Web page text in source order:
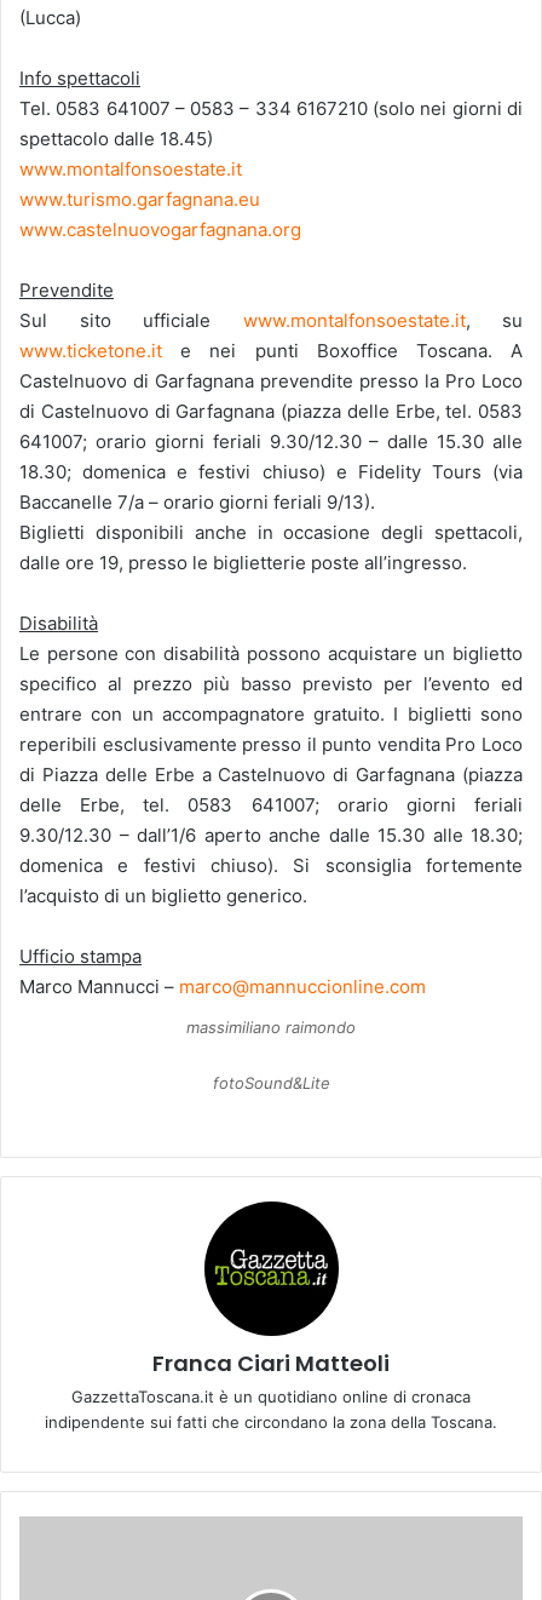
(Lucca)
Info spettacoli
Tel. 0583 641007 – 0583 – 334 6167210 (solo nei giorni di
spettacolo dalle 18.45)
www.montalfonsoestate.it
www.turismo.garfagnana.eu
www.castelnuovogarfagnana.org
Prevendite
Sul sito ufficiale www.montalfonsoestate.it, su
www.ticketone.it e nei punti Boxoffice Toscana. A
Castelnuovo di Garfagnana prevendite presso la Pro Loco
di Castelnuovo di Garfagnana (piazza delle Erbe, tel. 0583
641007; orario giorni feriali 9.30/12.30 – dalle 15.30 alle
18.30; domenica e festivi chiuso) e Fidelity Tours (via
Baccanelle 7/a – orario giorni feriali 9/13).
Biglietti disponibili anche in occasione degli spettacoli,
dalle ore 19, presso le biglietterie poste all’ingresso.
Disabilità
Le persone con disabilità possono acquistare un biglietto
specifico al prezzo più basso previsto per l’evento ed
entrare con un accompagnatore gratuito. I biglietti sono
reperibili esclusivamente presso il punto vendita Pro Loco
di Piazza delle Erbe a Castelnuovo di Garfagnana (piazza
delle Erbe, tel. 0583 641007; orario giorni feriali
9.30/12.30 – dall’1/6 aperto anche dalle 15.30 alle 18.30;
domenica e festivi chiuso). Si sconsiglia fortemente
l’acquisto di un biglietto generico.
Ufficio stampa
Marco Mannucci – marco@mannuccionline.com
massimiliano raimondo
fotoSound&Lite
Franca Ciari Matteoli
GazzettaToscana.it è un quotidiano online di cronaca
indipendente sui fatti che circondano la zona della Toscana.